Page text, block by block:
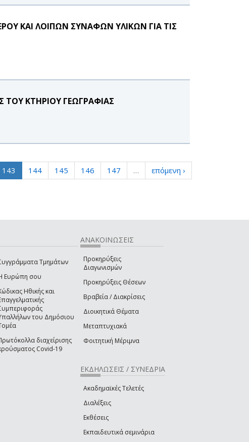
ΚΑΙ ΛΟΙΠΩΝ ΣΥΝΑΦΩΝ ΥΛΙΚΩΝ ΓΙΑ ΤΙΣ
ΤΟΥ ΚΤΗΡΙΟΥ ΓΕΩΓΡΑΦΙΑΣ
143 144 145 146 147 …
επόμενη ›
Τμημάτων
Ευρώπη σου
Ηθικής και
του Δημόσιου
διαχείρισης
Covid-19
ΑΝΑΚΟΙΝΩΣΕΙΣ
Προκηρύξεις
Διαγωνισμών
Προκηρύξεις Θέσεων
Βραβεία / Διακρίσεις
Διοικητικά Θέματα
Μεταπτυχιακά
Φοιτητική Μέριμνα
ΕΚΔΗΛΩΣΕΙΣ / ΣΥΝΕΔΡΙΑ
Ακαδημαϊκές Τελετές
Διαλέξεις
Εκθέσεις
Εκπαιδευτικά σεμινάρια